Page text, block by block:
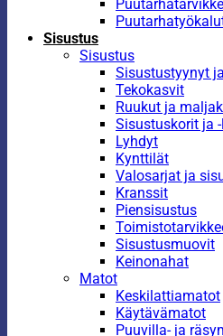
Sisustus
Sisustus
Sisustustyynyt
Tekokasvit
Ruukut ja
Sisustuskorit ja
Lyhdyt
Kynttilät
Valosarjat ja
Kranssit
Piensisustus
Sisustusmuovit
Keinonahat
Matot
Keskilattiamatot
Käytävämatot
Puuvilla- ja